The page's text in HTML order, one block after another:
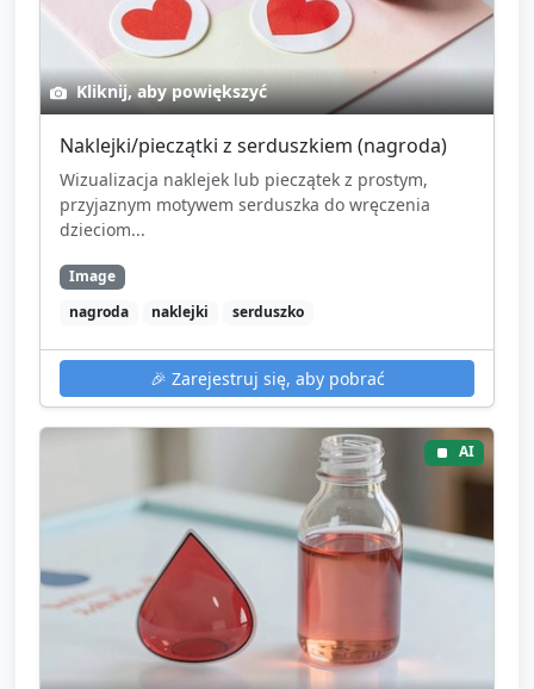
Kliknij, aby powiększyć
Naklejki/pieczątki z serduszkiem (nagroda)
Wizualizacja naklejek lub pieczątek z prostym,
przyjaznym motywem serduszka do wręczenia
dzieciom...
Image
nagroda
naklejki serduszko
🎉 Zarejestruj się, aby pobrać
AI